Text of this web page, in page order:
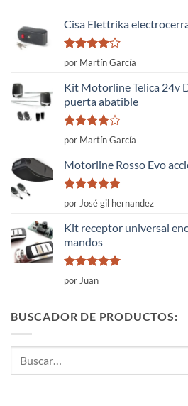
Cisa Elettrika
Valorado
con
5
por Martín García
Kit Motorline Telica 24v
puerta abatible
Valorado
con
5
por Martín García
Motorline Rosso Evo
Valorado
con
de 5
por José gil hernandez
Kit receptor universal
mandos
Valorado
con
por Juan
BUSCADOR DE PRODUCTOS: